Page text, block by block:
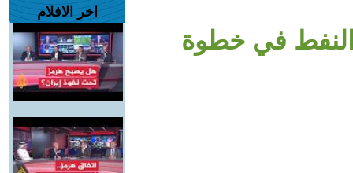
في خطوة
اخر الافلام